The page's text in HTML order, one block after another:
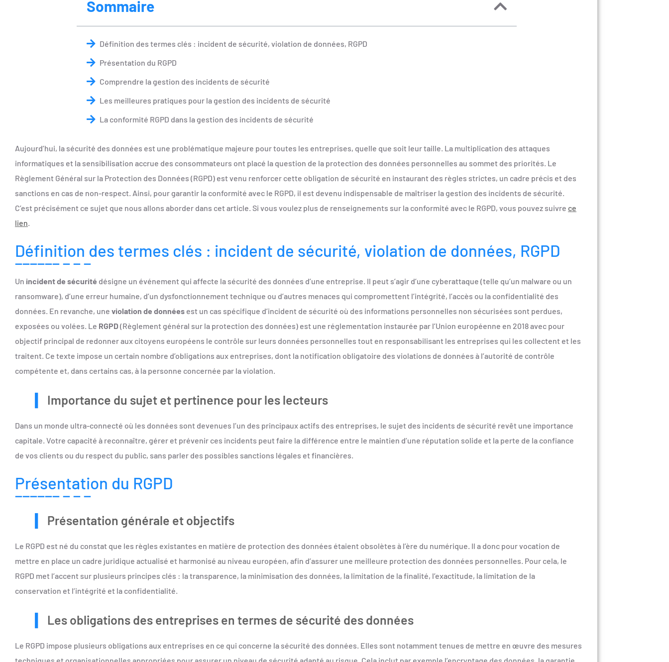
Sommaire
Définition des termes clés : incident de sécurité, violation de données, RGPD
Présentation du RGPD
Comprendre la gestion des incidents de sécurité
Les meilleures pratiques pour la gestion des incidents de sécurité
La conformité RGPD dans la gestion des incidents de sécurité
Aujourd’hui, la sécurité des données est une problématique majeure pour toutes les entreprises, quelle que soit leur taille. La multiplication des attaques
informatiques et la sensibilisation accrue des consommateurs ont placé la question de la protection des données personnelles au sommet des priorités. Le
Règlement Général sur la Protection des Données (RGPD) est venu renforcer cette obligation de sécurité en instaurant des règles strictes, un cadre précis et des
sanctions en cas de non-respect. Ainsi, pour garantir la conformité avec le RGPD, il est devenu indispensable de maîtriser la gestion des incidents de sécurité.
C’est précisément ce sujet que nous allons aborder dans cet article. Si vous voulez plus de renseignements sur la conformité avec le RGPD, vous pouvez suivre ce
lien.
Définition des termes clés : incident de sécurité, violation de données, RGPD
Un incident de sécurité désigne un événement qui affecte la sécurité des données d’une entreprise. Il peut s’agir d’une cyberattaque (telle qu’un malware ou un
ransomware), d’une erreur humaine, d’un dysfonctionnement technique ou d’autres menaces qui compromettent l’intégrité, l’accès ou la confidentialité des
données. En revanche, une violation de données est un cas spécifique d’incident de sécurité où des informations personnelles non sécurisées sont perdues,
exposées ou volées. Le RGPD (Règlement général sur la protection des données) est une réglementation instaurée par l’Union européenne en 2018 avec pour
objectif principal de redonner aux citoyens européens le contrôle sur leurs données personnelles tout en responsabilisant les entreprises qui les collectent et les
traitent. Ce texte impose un certain nombre d’obligations aux entreprises, dont la notification obligatoire des violations de données à l’autorité de contrôle
compétente et, dans certains cas, à la personne concernée par la violation.
Importance du sujet et pertinence pour les lecteurs
Dans un monde ultra-connecté où les données sont devenues l’un des principaux actifs des entreprises, le sujet des incidents de sécurité revêt une importance
capitale. Votre capacité à reconnaître, gérer et prévenir ces incidents peut faire la différence entre le maintien d’une réputation solide et la perte de la confiance
de vos clients ou du respect du public, sans parler des possibles sanctions légales et financières.
Présentation du RGPD
Présentation générale et objectifs
Le RGPD est né du constat que les règles existantes en matière de protection des données étaient obsolètes à l’ère du numérique. Il a donc pour vocation de
mettre en place un cadre juridique actualisé et harmonisé au niveau européen, afin d’assurer une meilleure protection des données personnelles. Pour cela, le
RGPD met l’accent sur plusieurs principes clés : la transparence, la minimisation des données, la limitation de la finalité, l’exactitude, la limitation de la
conservation et l’intégrité et la confidentialité.
Les obligations des entreprises en termes de sécurité des données
Le RGPD impose plusieurs obligations aux entreprises en ce qui concerne la sécurité des données. Elles sont notamment tenues de mettre en œuvre des mesures
techniques et organisationnelles appropriées pour assurer un niveau de sécurité adapté au risque. Cela inclut par exemple l’encryptage des données, la garantie